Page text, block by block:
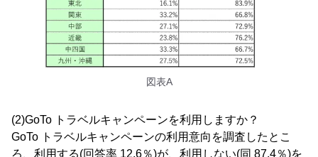
図表A
(2)GoTo トラベルキャンペーンを利用しますか？
GoTo トラベルキャンペーンの利用意向を調査したとこ
ろ、利用する(回答率 12.6％)が、利用しない(同 87.4％)を